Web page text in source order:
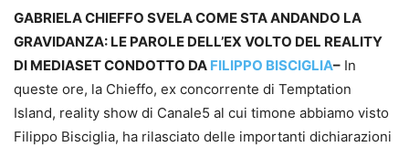
GABRIELA CHIEFFO SVELA COME STA ANDANDO LA
GRAVIDANZA: LE PAROLE DELL’EX VOLTO DEL REALITY
DI MEDIASET CONDOTTO DA FILIPPO BISCIGLIA– In
queste ore, la Chieffo, ex concorrente di Temptation
Island, reality show di Canale5 al cui timone abbiamo visto
Filippo Bisciglia, ha rilasciato delle importanti dichiarazioni